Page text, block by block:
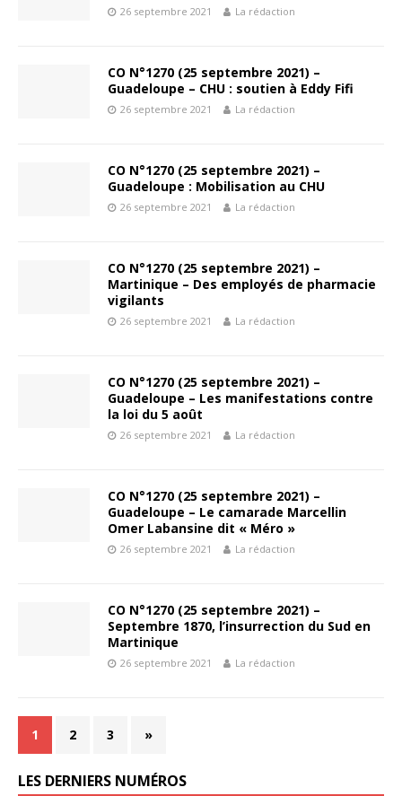
26 septembre 2021 La rédaction
CO N°1270 (25 septembre 2021) –
Guadeloupe – CHU : soutien à Eddy Fifi
26 septembre 2021 La rédaction
CO N°1270 (25 septembre 2021) –
Guadeloupe : Mobilisation au CHU
26 septembre 2021 La rédaction
CO N°1270 (25 septembre 2021) –
Martinique – Des employés de pharmacie
vigilants
26 septembre 2021 La rédaction
CO N°1270 (25 septembre 2021) –
Guadeloupe – Les manifestations contre
la loi du 5 août
26 septembre 2021 La rédaction
CO N°1270 (25 septembre 2021) –
Guadeloupe – Le camarade Marcellin
Omer Labansine dit « Méro »
26 septembre 2021 La rédaction
CO N°1270 (25 septembre 2021) –
Septembre 1870, l’insurrection du Sud en
Martinique
26 septembre 2021 La rédaction
1 2 3 »
LES DERNIERS NUMÉROS